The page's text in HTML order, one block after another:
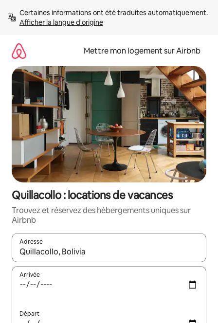
directement
Afficher la langue d'origine
Mettre mon logement sur Airbnb
Quillacollo : locations de vacances
Trouvez et réservez des hébergements uniques sur
Airbnb
Adresse
Lorsque les résultats s'affichent, utilisez les flèches vers le
Arrivée
Départ